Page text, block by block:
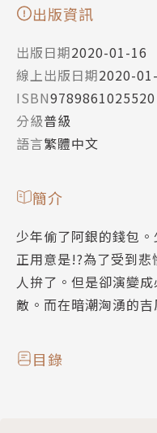
出版資訊
出版日期2020-01-16
線上出版日期2020-
ISBN9789861025520
分級普級
語言繁體中文
簡介
少年偷了阿銀的錢包
正用意是!?為了受到
人拚了。但是卻演變
敵。而在暗潮洶湧的
目錄